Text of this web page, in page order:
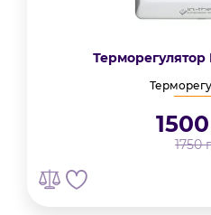
Терморегулятор
1500
1750